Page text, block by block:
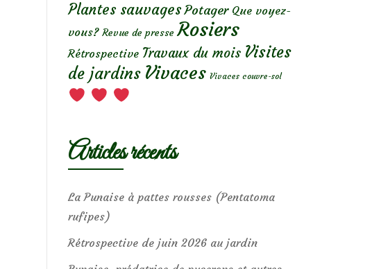
Plantes sauvages Potager Que voyez-
vous? Revue de presse Rosiers
Rétrospective Travaux du mois Visites
de jardins Vivaces Vivaces couvre-sol
Articles récents
La Punaise à pattes rousses (Pentatoma
rufipes)
Rétrospective de juin 2026 au jardin